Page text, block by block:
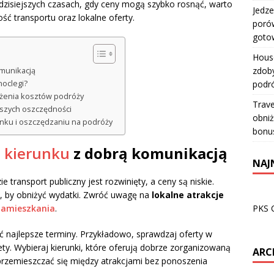
czasach, gdy ceny mogą szybko rosnąć, warto
transportu oraz lokalne oferty.
kosztów podróży
oszczędności
i oszczędzaniu na podróży
kierunku z dobrą komunikacją
transport publiczny jest rozwinięty, a ceny są niskie.
obniżyć wydatki. Zwróć uwagę na lokalne atrakcje
.
najlepsze terminy. Przykładowo, sprawdzaj oferty w
Wybieraj kierunki, które oferują dobrze zorganizowaną
się między atrakcjami bez ponoszenia
PKS